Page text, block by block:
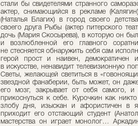
стали бы свидетелями странного
актер, снимающийся в рекламе
(Наталья Благих) в город своего
своего друга Рыбы (актер питерского
дочь (Мария Скосырева), в которую он
и возлюбленной его главного
не стесняется обнаружить себя сам
герой прост и наивен, демократичен
в искусстве, ненавидит телевизионную
Светы, желающей светиться в
звездной фанаберии, быть может, он
его мозг, закрывает от себя самого,
прикоснуться к себе. Курочкин как
злобу дня, изыскан и афористичен в
приходит его отстающий студент
мастерства он играет монолог…